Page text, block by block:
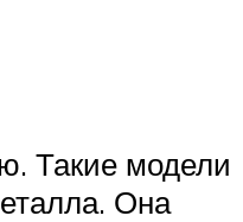
Такие модели
Она